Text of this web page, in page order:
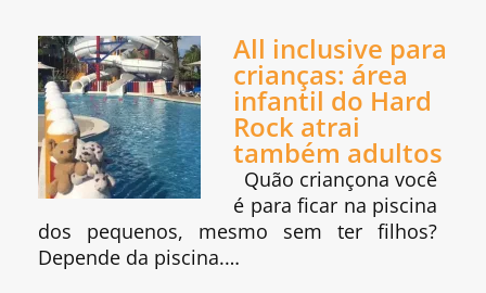
All inclusive para
crianças: área
infantil do Hard
Rock atrai
também adultos
Quão criançona você
é para ficar na piscina
dos pequenos, mesmo sem ter filhos?
Depende da piscina.…